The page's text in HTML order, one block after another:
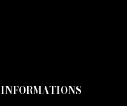
INFORMATIONS